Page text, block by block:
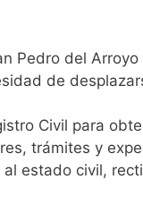
Pedro del
de
Civil para
trámites y
estado civil,